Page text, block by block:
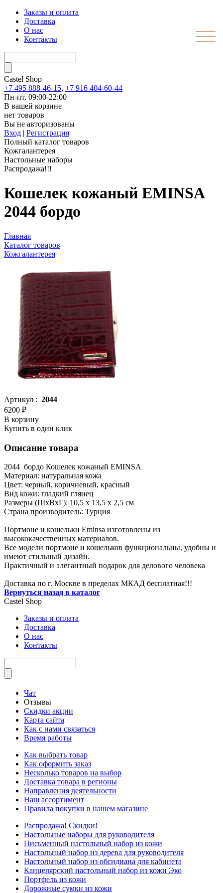
Заказы и оплата
Доставка
О нас
Контакты
Castel Shop
+7 495 888-46-15, +7 916 404-60-44
Пн-пт, 09:00-22:00
В вашей корзине
нет товаров
Вы не авторизованы
Вход | Регистрация
Полный каталог товаров
Кожгалантерея
Настольные наборы
Распродажа!!!
Кошелек кожаный EMINSA
2044 бордо
Главная
Каталог товаров
Кожгалантерея
Артикул : 2044
6200 ₽
В корзину
Купить в один клик
Описание товара
2044 бордо Кошелек кожаный EMINSA
Материал: натуральная кожа
Цвет: черный, коричневый, красный
Вид кожи: гладкий глянец
Размеры (ШxВxГ): 10,5 x 13,5 x 2,5 см
Страна производитель: Турция
Портмоне и кошельки Eminsa изготовлены из
высококачественных материалов.
Все модели портмоне и кошельков функциональны, удобны и
имеют стильный дизайн.
Практичный и элегантный подарок для делового человека
Доставка по г. Москве в пределах МКАД бесплатная!!!
Вернуться назад в каталог
Castel Shop
Заказы и оплата
Доставка
О нас
Контакты
Чат
Отзывы
Скидки акции
Карта сайта
Как с нами связаться
Время работы
Как выбрать товар
Как оформить заказ
Несколько товаров на выбор
Доставка товара в регионы
Направления деятельности
Наш ассортимент
Правила покупки в нашем магазине
Распродажа! Скидки!
Настольные наборы для руководителя
Письменный настольный набор из кожи
Настольный набор из дерева для руководителя
Настольный набор из обсидиана для кабинета
Канцелярский настольный набор из кожи Эко
Портфель из кожи
Дорожные сумки из кожи